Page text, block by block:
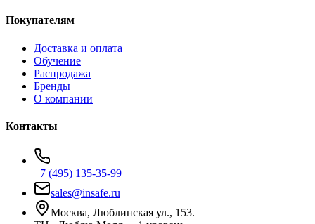
Покупателям
Доставка и оплата
Обучение
Распродажа
Бренды
О компании
Контакты
+7 (495) 135-35-99
sales@insafe.ru
Москва, Люблинская ул., 153.